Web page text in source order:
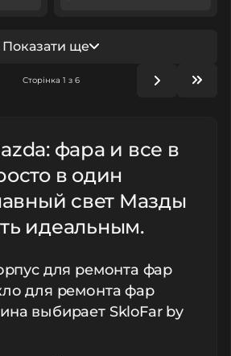
Показати ще
Сторінка 1 з 6
фара и все в
в один
свет Мазды
идеальным.
для ремонта фар
для ремонта фар
выбирает SkloFar by